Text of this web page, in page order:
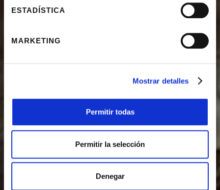
ESTADÍSTICA
MARKETING
Mostrar detalles
Permitir todas
Permitir la selección
Denegar
Bienvenidos al Palacio de Liria, un Museo diferente